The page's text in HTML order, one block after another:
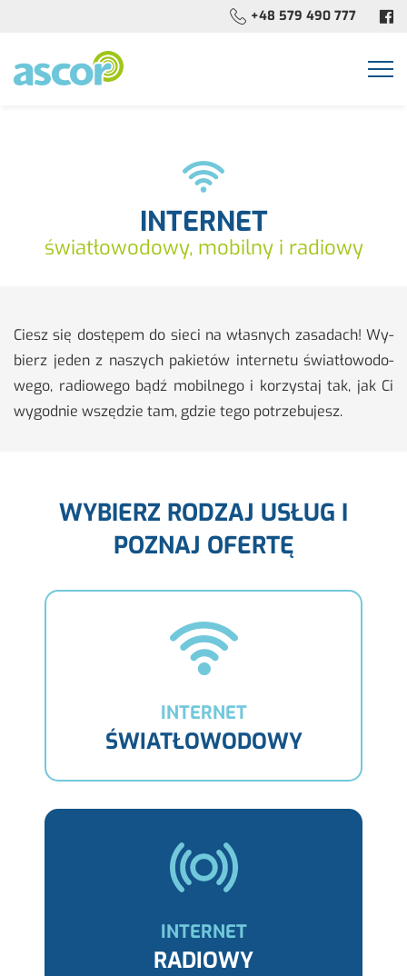
+48 579 490 777
INTERNET
światłowodowy, mobilny i radiowy
Ciesz się do­stę­pem do sieci na wła­snych za­sa­dach! Wy­
bierz jeden z na­szych pa­kie­tów in­ter­ne­tu świa­tło­wo­do­
we­go, ra­dio­we­go bądź mo­bil­ne­go i ko­rzy­staj tak, jak Ci
wy­god­nie wszę­dzie tam, gdzie tego po­trze­bu­jesz.
WYBIERZ RODZAJ USŁUG I
POZNAJ OFERTĘ
INTERNET
ŚWIATŁOWODOWY
INTERNET
RADIOWY